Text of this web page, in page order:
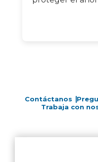
Contáctanos
Trabaja con